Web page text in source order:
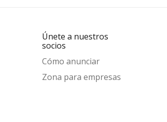
Únete a nuestros
socios
Cómo anunciar
Zona para empresas